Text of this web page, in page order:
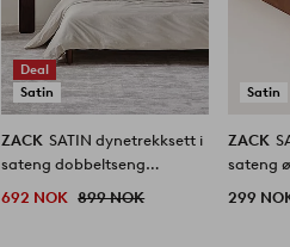
Deal
Satin
ZACK SATIN dynetrekksett i
sateng dobbeltseng
692 NOK 899 NOK
Satin
ZACK
sateng
299